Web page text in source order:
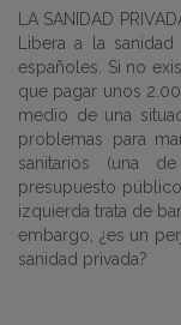
LA SANIDAD
Libera a la
españoles. Si no
que pagar unos
medio de una
problemas para
sanitarios (una
presupuesto
izquierda trata de
embargo, ¿es un
sanidad privada?